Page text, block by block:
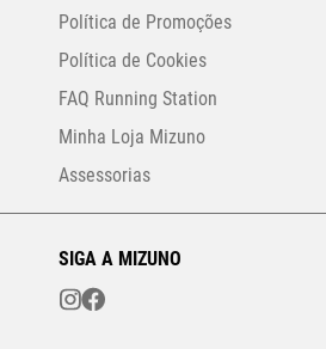
Política de Promoções
Política de Cookies
FAQ Running Station
Minha Loja Mizuno
Assessorias
SIGA A MIZUNO